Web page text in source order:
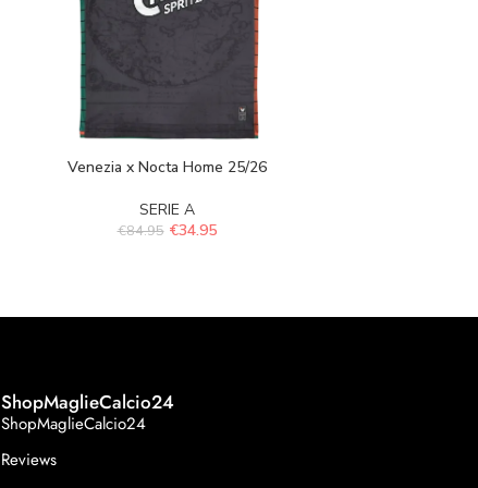
Venezia x Nocta Home 25/26
SERIE A
€84.95 €34.95
ShopMaglieCalcio24
ShopMaglieCalcio24
Reviews